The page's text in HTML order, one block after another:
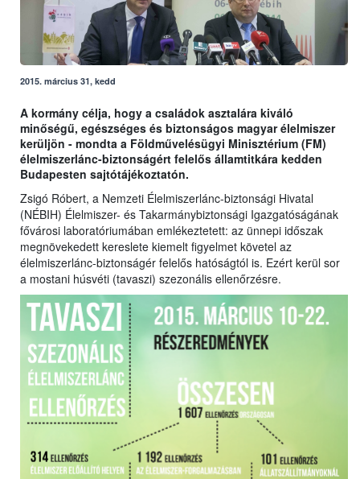
2015. március 31, kedd
A kormány célja, hogy a családok asztalára kiváló
minőségű, egészséges és biztonságos magyar élelmiszer
kerüljön - mondta a Földművelésügyi Minisztérium (FM)
élelmiszerlánc-biztonságért felelős államtitkára kedden
Budapesten sajtótájékoztatón.
Zsigó Róbert, a Nemzeti Élelmiszerlánc-biztonsági Hivatal
(NÉBIH) Élelmiszer- és Takarmánybiztonsági Igazgatóságának
fővárosi laboratóriumában emlékeztetett: az ünnepi időszak
megnövekedett kereslete kiemelt figyelmet követel az
élelmiszerlánc-biztonságér felelős hatóságtól is. Ezért kerül sor
a mostani húsvéti (tavaszi) szezonális ellenőrzésre.